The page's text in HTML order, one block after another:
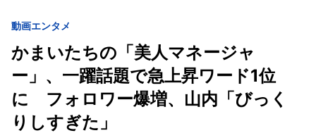
動画エンタメ
かまいたちの「美人マネージャ
ー」、一躍話題で急上昇ワード1位
に フォロワー爆増、山内「びっく
りしすぎた」